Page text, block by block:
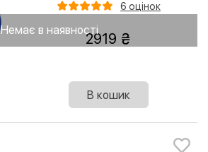
Немає в наявності
6 оцінок
2919
В кошик